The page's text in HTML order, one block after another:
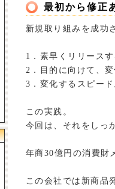
最初から修正
新規取り組みを成功
1．素早くリリース
2．目的に向けて、
3．変化するスピー
この実践。
今回は、それをしっ
年商30億円の消費財
この会社では新商品